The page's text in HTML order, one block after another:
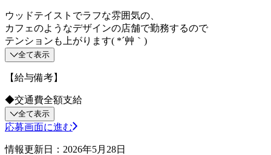
ウッドテイストでラフな雰囲気の、
カフェのようなデザインの店舗で勤務するので
テンションも上がります( *´艸｀)
全て表示
【給与備考】
◆交通費全額支給
全て表示
応募画面に進む
情報更新日：2026年5月28日